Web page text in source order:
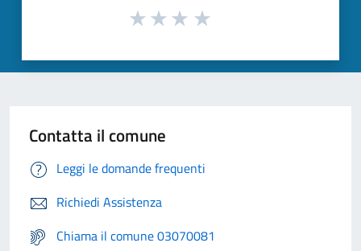
Contatta il comune
Leggi le domande frequenti
Richiedi Assistenza
Chiama il comune 03070081